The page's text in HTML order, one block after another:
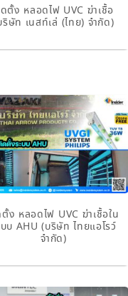
ตั้ง หลอดไฟ UVC ฆ่าเชื้อ
ริษัท เนสท์เล่ (ไทย) จำกัด)
ง หลอดไฟ UVC ฆ่าเชื้อใน
บ AHU (บริษัท ไทยแอโรว์
จำกัด)